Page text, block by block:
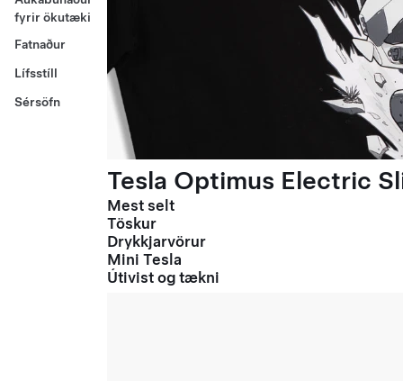
fyrir ökutæki
Fatnaður
Lífsstíll
Sérsöfn
Tesla Optimus Electric
Mest selt
Töskur
Drykkjarvörur
Mini Tesla
Útivist og tækni